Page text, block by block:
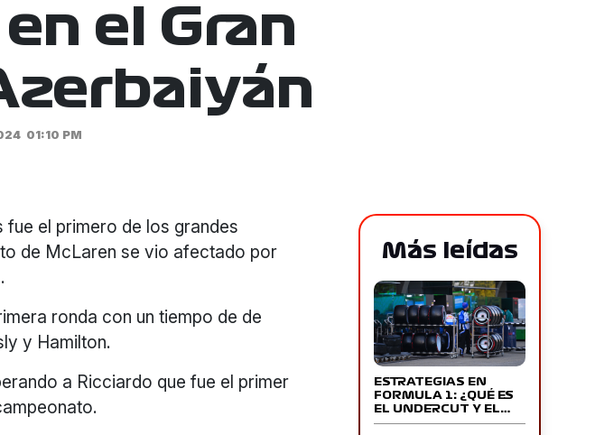
el Gran
01:10 PM
fue el primero de los grandes
de McLaren se vio afectado por
ronda con un tiempo de de
y Hamilton.
a Ricciardo que fue el primer
Más leídas
ESTRATEGIAS EN
FORMULA 1: ¿QUÉ ES
EL UNDERCUT Y EL…